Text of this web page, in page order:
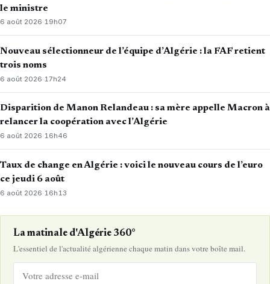
le ministre
6 août 2026·19h07
Nouveau sélectionneur de l’équipe d’Algérie : la FAF retient
trois noms
6 août 2026·17h24
Disparition de Manon Relandeau : sa mère appelle Macron à
relancer la coopération avec l’Algérie
6 août 2026·16h46
Taux de change en Algérie : voici le nouveau cours de l’euro
ce jeudi 6 août
6 août 2026· 16h13
La matinale d'Algérie 360°
L'essentiel de l'actualité algérienne chaque matin dans votre boîte mail.